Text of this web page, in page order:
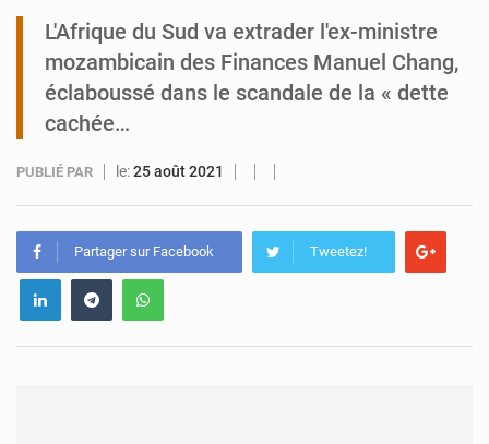
Arlit : La police d’Akokan démantèle deux réseaux criminels
L'Afrique du Sud va extrader l'ex-ministre
mozambicain des Finances Manuel Chang,
éclaboussé dans le scandale de la « dette
cachée…
PUBLIÉ PAR le:25 août 2021
Partager sur Facebook Tweetez!